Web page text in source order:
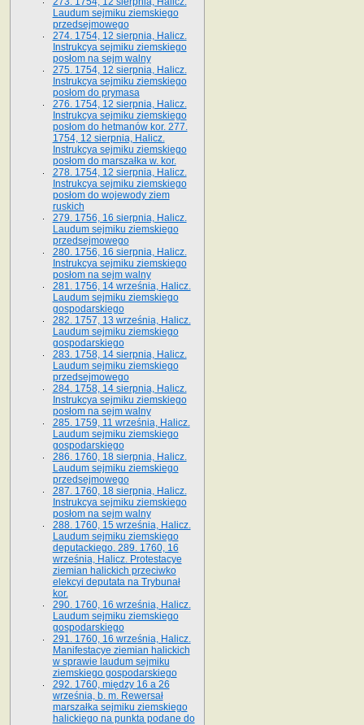
Laudum sejmiku ziemskiego
przedsejmowego
274. 1754, 12 sierpnia, Halicz.
Instrukcya sejmiku ziemskiego
posłom na sejm walny
275. 1754, 12 sierpnia, Halicz.
Instrukcya sejmiku ziemskiego
posłom do prymasa
276. 1754, 12 sierpnia, Halicz.
Instrukcya sejmiku ziemskiego
posłom do hetmanów kor. 277.
1754, 12 sierpnia, Halicz.
Instrukcya sejmiku ziemskiego
posłom do marszałka w. kor.
278. 1754, 12 sierpnia, Halicz.
Instrukcya sejmiku ziemskiego
posłom do wojewody ziem
ruskich
279. 1756, 16 sierpnia, Halicz.
Laudum sejmiku ziemskiego
przedsejmowego
280. 1756, 16 sierpnia, Halicz.
Instrukcya sejmiku ziemskiego
posłom na sejm walny
281. 1756, 14 września, Halicz.
Laudum sejmiku ziemskiego
gospodarskiego
282. 1757, 13 września, Halicz.
Laudum sejmiku ziemskiego
gospodarskiego
283. 1758, 14 sierpnia, Halicz.
Laudum sejmiku ziemskiego
przedsejmowego
284. 1758, 14 sierpnia, Halicz.
Instrukcya sejmiku ziemskiego
posłom na sejm walny
285. 1759, 11 września, Halicz.
Laudum sejmiku ziemskiego
gospodarskiego
286. 1760, 18 sierpnia, Halicz.
Laudum sejmiku ziemskiego
przedsejmowego
287. 1760, 18 sierpnia, Halicz.
Instrukcya sejmiku ziemskiego
posłom na sejm walny
288. 1760, 15 września, Halicz.
Laudum sejmiku ziemskiego
deputackiego. 289. 1760, 16
września, Halicz. Protestacye
ziemian halickich przeciwko
elekcyi deputata na Trybunał
kor.
290. 1760, 16 września, Halicz.
Laudum sejmiku ziemskiego
gospodarskiego
291. 1760, 16 września, Halicz.
Manifestacye ziemian halickich
w sprawie laudum sejmiku
ziemskiego gospodarskiego
292. 1760, między 16 a 26
września, b. m. Rewersał
marszałka sejmiku ziemskiego
halickiego na punkta podane do